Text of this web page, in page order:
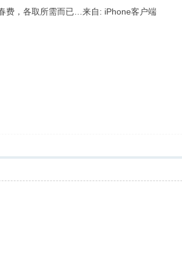
费，各取所需而已…来自: iPhone客户端